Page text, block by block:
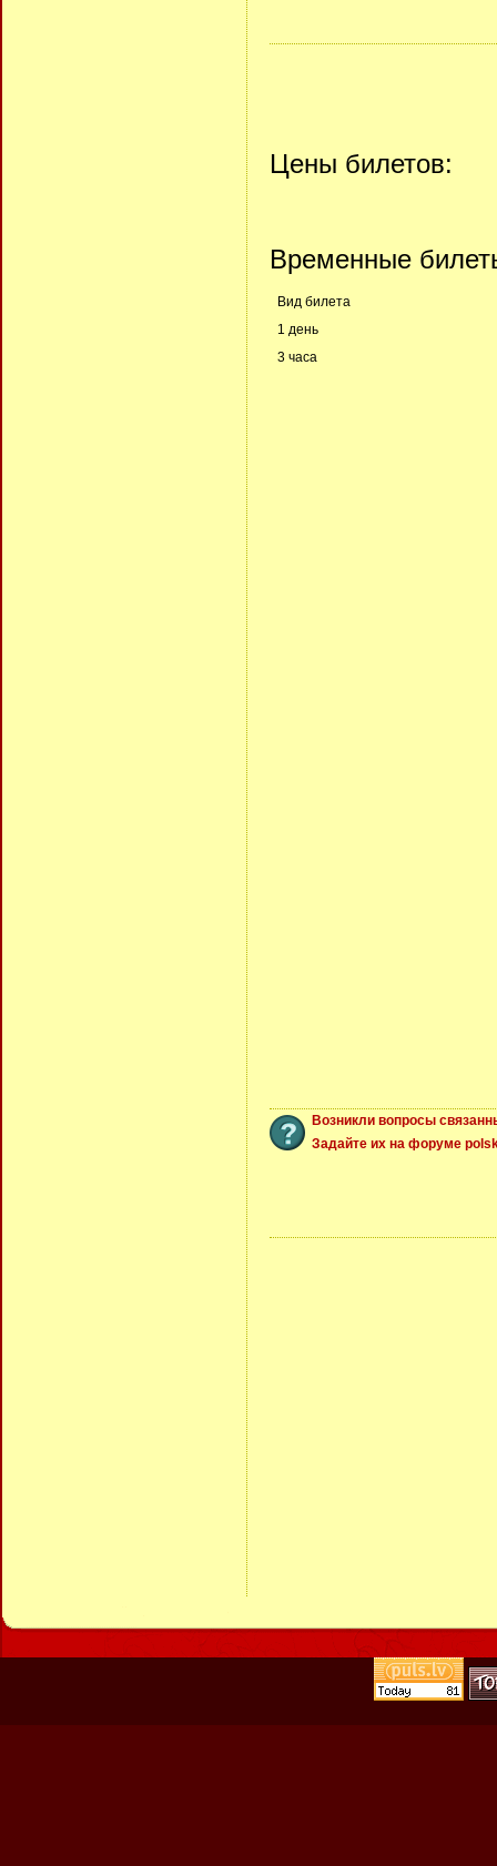
Цены билетов:
Временные
Вид билета
1 день
3 часа
Возникли вопросы
Задайте их на форуме